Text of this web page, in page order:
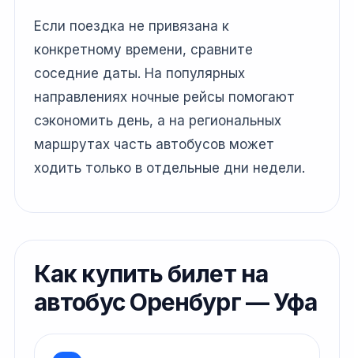
Если поездка не привязана к
конкретному времени, сравните
соседние даты. На популярных
направлениях ночные рейсы помогают
сэкономить день, а на региональных
маршрутах часть автобусов может
ходить только в отдельные дни недели.
Как купить билет на
автобус Оренбург — Уфа